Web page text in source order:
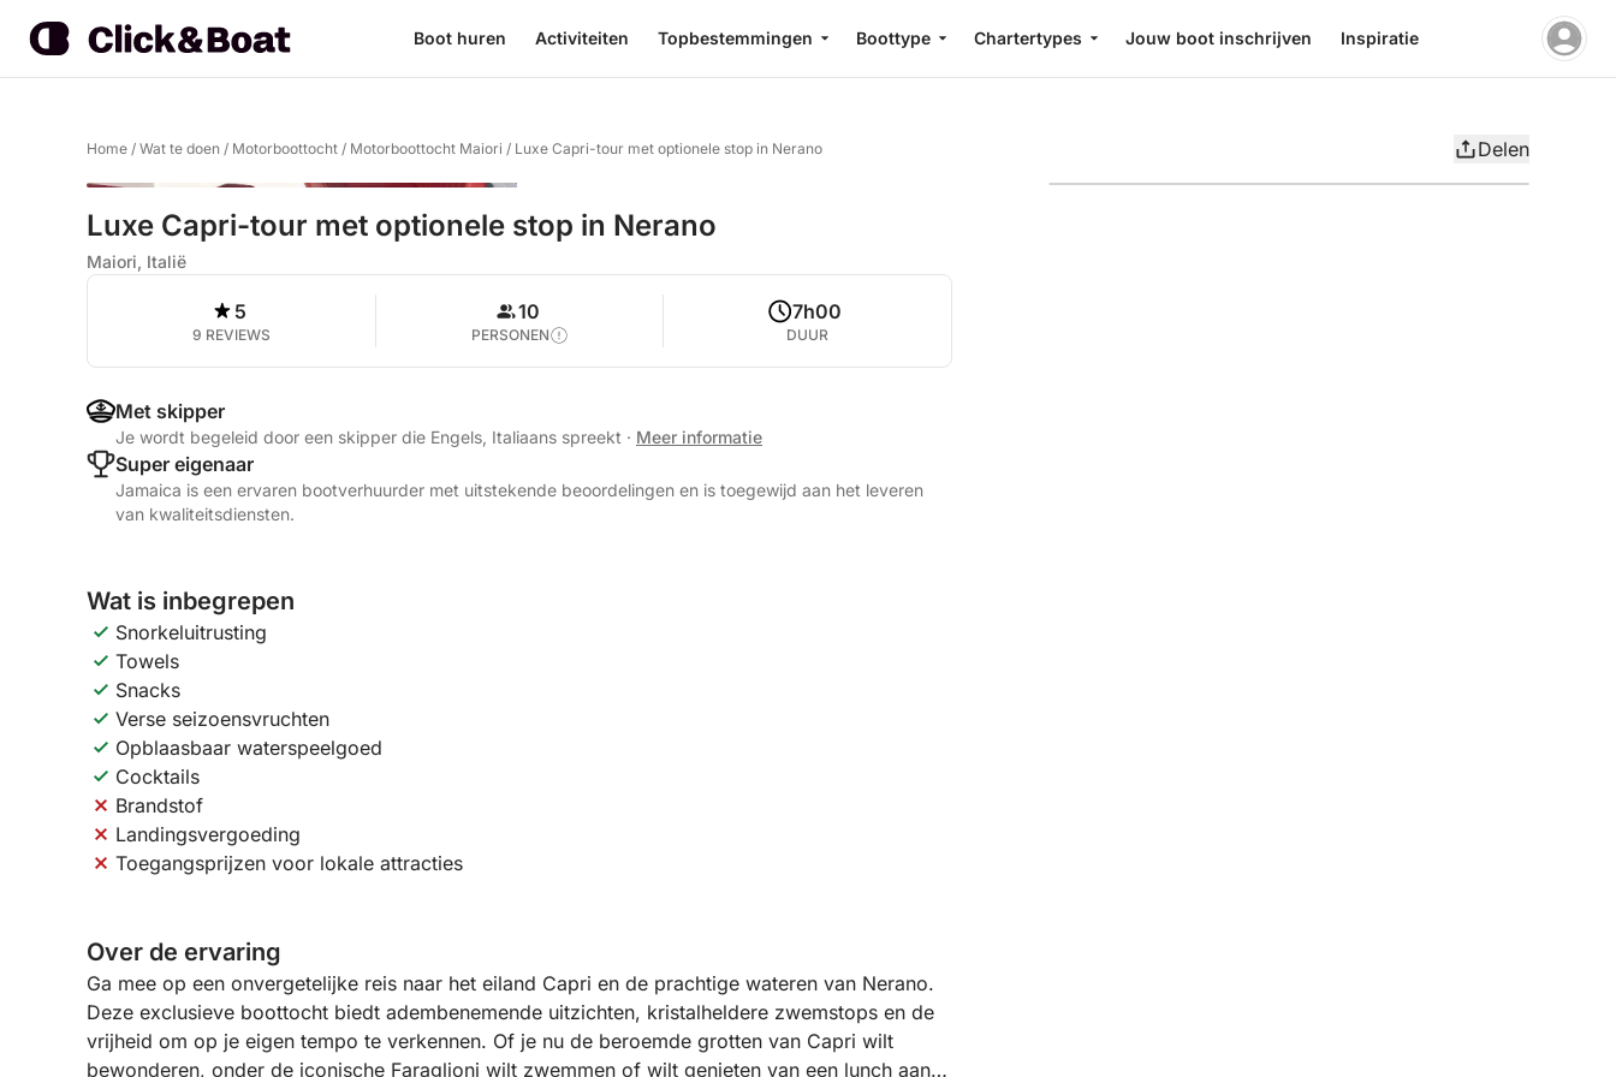
Boot huren Activiteiten Topbestemmingen Boottype Chartertypes Jouw boot inschrijven Inspiratie
Home / Wat te doen / Motorboottocht / Motorboottocht Maiori / Luxe Capri-tour met optionele stop in Nerano Delen
Luxe Capri-tour met optionele stop in Nerano
Maiori, Italië
5
9 REVIEWS
10
PERSONEN
7h00
DUUR
Met skipper
Je wordt begeleid door een skipper die Engels, Italiaans spreekt · Meer informatie
Super eigenaar
Jamaica is een ervaren bootverhuurder met uitstekende beoordelingen en is toegewijd aan het leveren
van kwaliteitsdiensten.
Wat is inbegrepen
Snorkeluitrusting
Towels
Snacks
Verse seizoensvruchten
Opblaasbaar waterspeelgoed
Cocktails
Brandstof
Landingsvergoeding
Toegangsprijzen voor lokale attracties
Over de ervaring
Ga mee op een onvergetelijke reis naar het eiland Capri en de prachtige wateren van Nerano.
Deze exclusieve boottocht biedt adembenemende uitzichten, kristalheldere zwemstops en de
vrijheid om op je eigen tempo te verkennen. Of je nu de beroemde grotten van Capri wilt
bewonderen, onder de iconische Faraglioni wilt zwemmen of wilt genieten van een lunch aan